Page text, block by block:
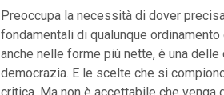
Preoccupa la necessità di dover
fondamentali di qualunque
anche nelle forme più nette, è una
democrazia. E le scelte che si